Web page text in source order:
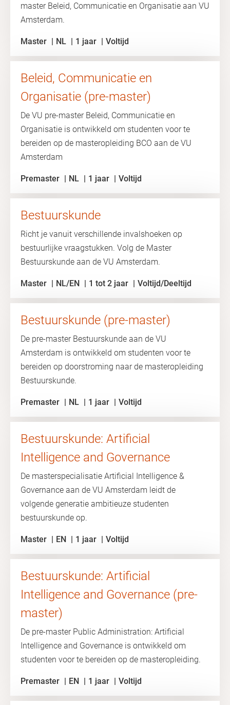
master Beleid, Communicatie en Organisatie aan VU
Amsterdam.
Master NL 1 jaar Voltijd
Beleid, Communicatie en
Organisatie (pre-master)
De VU pre-master Beleid, Communicatie en
Organisatie is ontwikkeld om studenten voor te
bereiden op de masteropleiding BCO aan de VU
Amsterdam
Premaster NL 1 jaar Voltijd
Bestuurskunde
Richt je vanuit verschillende invalshoeken op
bestuurlijke vraagstukken. Volg de Master
Bestuurskunde aan de VU Amsterdam.
Master NL/EN 1 tot 2 jaar Voltijd/Deeltijd
Bestuurskunde (pre-master)
De pre-master Bestuurskunde aan de VU
Amsterdam is ontwikkeld om studenten voor te
bereiden op doorstroming naar de masteropleiding
Bestuurskunde.
Premaster NL 1 jaar Voltijd
Bestuurskunde: Artificial
Intelligence and Governance
De masterspecialisatie Artificial Intelligence &
Governance aan de VU Amsterdam leidt de
volgende generatie ambitieuze studenten
bestuurskunde op.
Master EN 1 jaar Voltijd
Bestuurskunde: Artificial
Intelligence and Governance (pre-
master)
De pre-master Public Administration: Artificial
Intelligence and Governance is ontwikkeld om
studenten voor te bereiden op de masteropleiding.
Premaster EN 1 jaar Voltijd